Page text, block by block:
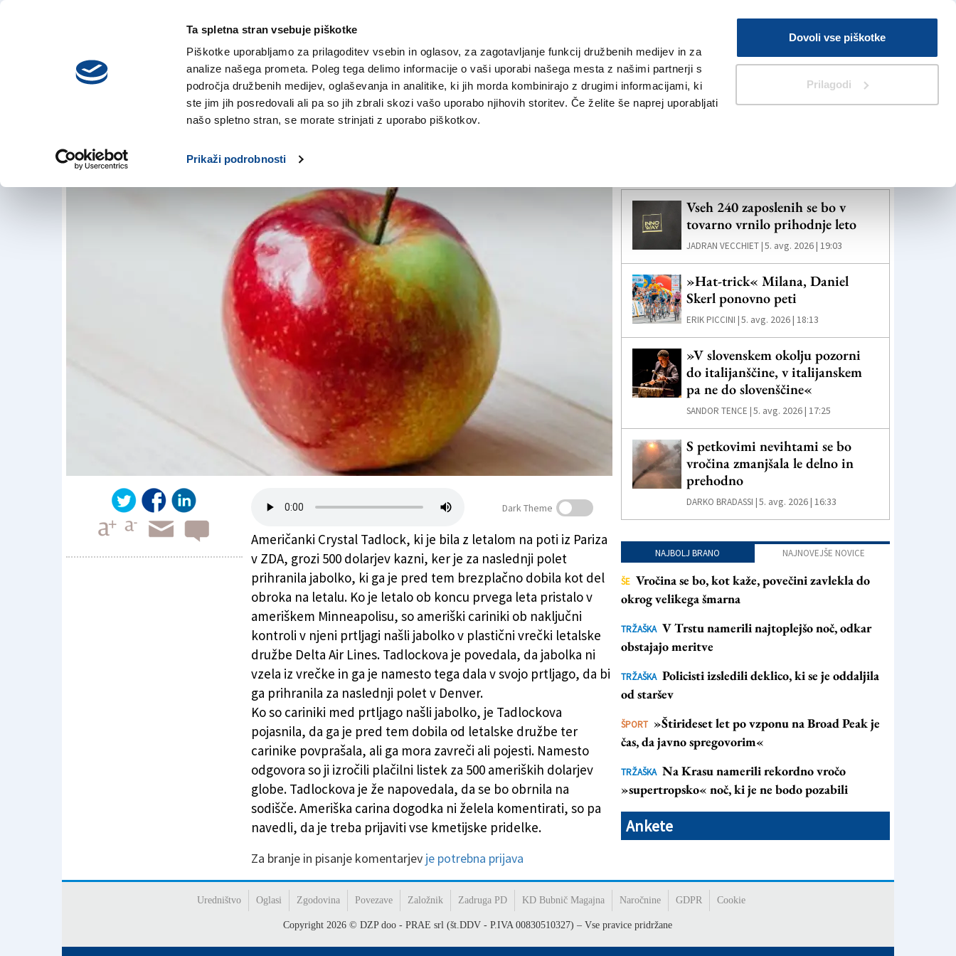
Ta spletna stran vsebuje piškotke
Piškotke uporabljamo za prilagoditev vsebin in oglasov, za zagotavljanje funkcij družbenih medijev in za
analize našega prometa. Poleg tega delimo informacije o vaši uporabi našega mesta z našimi partnerji s
področja družbenih medijev, oglaševanja in analitike, ki jih morda kombinirajo z drugimi informacijami, ki
ste jim jih posredovali ali pa so jih zbrali skozi vašo uporabo njihovih storitev. Če želite še naprej uporabljati
našo spletno stran, se morate strinjati z uporabo piškotkov.
Prikaži podrobnosti
Dovoli vse piškotke
Prilagodi
četrtek,
6. avgusta 2026
V Kioskih
Iskanje
NOVICE TRŽAŠKA GORIŠKA KULTURA ŠPORT ŠE
Zaradi jabolka 500 dolarjev globe
24. apr. 2018 | 12:00
Zaradi jabolka 500 dolarjev globe
Dark Theme
Američanki Crystal Tadlock, ki je bila z letalom na poti iz Pariza
v ZDA, grozi 500 dolarjev kazni, ker je za naslednji polet
prihranila jabolko, ki ga je pred tem brezplačno dobila kot del
obroka na letalu. Ko je letalo ob koncu prvega leta pristalo v
ameriškem Minneapolisu, so ameriški cariniki ob naključni
kontroli v njeni prtljagi našli jabolko v plastični vrečki letalske
družbe Delta Air Lines. Tadlockova je povedala, da jabolka ni
vzela iz vrečke in ga je namesto tega dala v svojo prtljago, da bi
ga prihranila za naslednji polet v Denver.
Ko so cariniki med prtljago našli jabolko, je Tadlockova
pojasnila, da ga je pred tem dobila od letalske družbe ter
carinike povprašala, ali ga mora zavreči ali pojesti. Namesto
odgovora so ji izročili plačilni listek za 500 ameriških dolarjev
globe. Tadlockova je že napovedala, da se bo obrnila na
sodišče. Ameriška carina dogodka ni želela komentirati, so pa
navedli, da je treba prijaviti vse kmetijske pridelke.
Za branje in pisanje komentarjev je potrebna prijava
Vseh 240 zaposlenih se bo v
tovarno vrnilo prihodnje leto
JADRAN VECCHIET |5. avg. 2026 | 19:03
»Hat-trick« Milana, Daniel
Skerl ponovno peti
ERIK PICCINI |5. avg. 2026 | 18:13
»V slovenskem okolju pozorni
do italijanščine, v italijanskem
pa ne do slovenščine«
SANDOR TENCE |5. avg. 2026 | 17:25
S petkovimi nevihtami se bo
vročina zmanjšala le delno in
prehodno
DARKO BRADASSI |5. avg. 2026 | 16:33
NAJBOLJ BRANO NAJNOVEJŠE NOVICE
ŠE Vročina se bo, kot kaže, povečini zavlekla do
okrog velikega šmarna
TRŽAŠKA V Trstu namerili najtoplejšo noč, odkar
obstajajo meritve
TRŽAŠKA Policisti izsledili deklico, ki se je oddaljila
od staršev
ŠPORT »Štirideset let po vzponu na Broad Peak je
čas, da javno spregovorim«
TRŽAŠKA Na Krasu namerili rekordno vročo
»supertropsko« noč, ki je ne bodo pozabili
Ankete
Uredništvo Oglasi Zgodovina Povezave Založnik Zadruga PD KD Bubnič Magajna Naročnine GDPR Cookie
Copyright2026 © DZP doo - PRAE srl (št.DDV - P.IVA 00830510327) – Vse pravice pridržane